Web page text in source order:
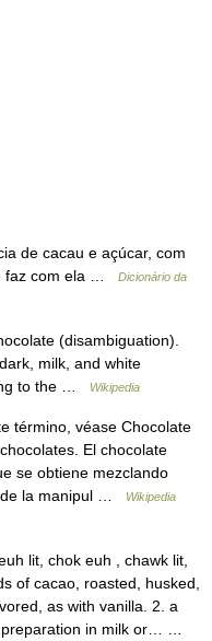
de cacau e açúcar, com
faz com ela …
Dicionário da
(disambiguation).
milk, and white
to the …
Wikipedia
término, véase Chocolate
El chocolate
se obtiene mezclando
de la manipul …
Wikipedia
lit, chok euh , chawk lit,
of cacao, roasted, husked,
as with vanilla. 2. a
preparation in milk or… …